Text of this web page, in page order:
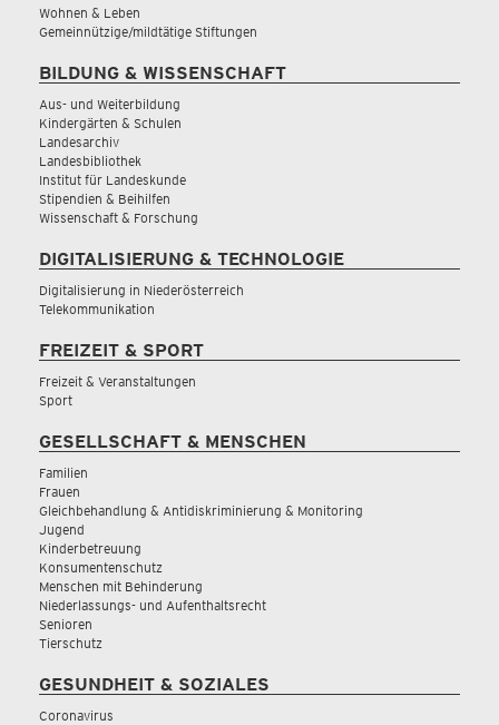
Wohnen & Leben
Gemeinnützige/mildtätige Stiftungen
BILDUNG & WISSENSCHAFT
Aus- und Weiterbildung
Kindergärten & Schulen
Landesarchiv
Landesbibliothek
Institut für Landeskunde
Stipendien & Beihilfen
Wissenschaft & Forschung
DIGITALISIERUNG & TECHNOLOGIE
Digitalisierung in Niederösterreich
Telekommunikation
FREIZEIT & SPORT
Freizeit & Veranstaltungen
Sport
GESELLSCHAFT & MENSCHEN
Familien
Frauen
Gleichbehandlung & Antidiskriminierung & Monitoring
Jugend
Kinderbetreuung
Konsumentenschutz
Menschen mit Behinderung
Niederlassungs- und Aufenthaltsrecht
Senioren
Tierschutz
GESUNDHEIT & SOZIALES
Coronavirus